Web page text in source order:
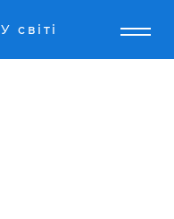
У світі